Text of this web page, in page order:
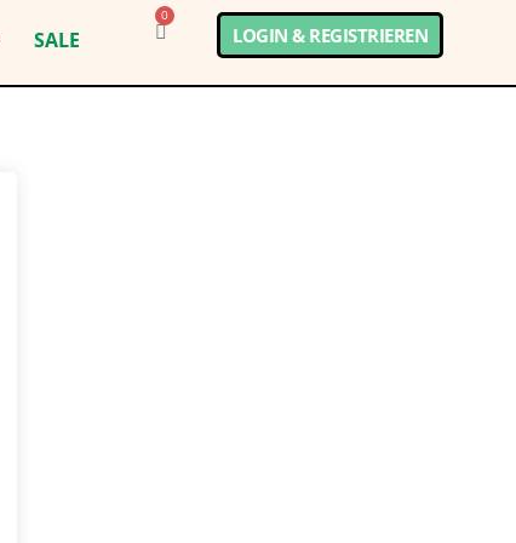
SALE
0
LOGIN & REGISTRIEREN